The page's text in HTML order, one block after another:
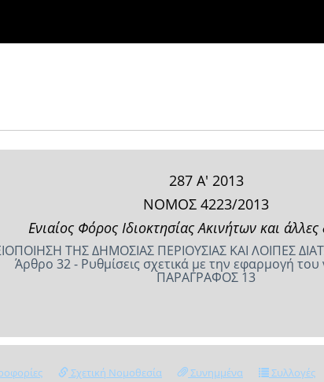
287 Α' 2013
ΝΟΜΟΣ 4223/2013
Ενιαίος Φόρος Ιδιοκτησίας Ακινήτων και άλλες
ΤΗΣ ΔΗΜΟΣΙΑΣ ΠΕΡΙΟΥΣΙΑΣ ΚΑΙ ΛΟΙΠΕΣ
Άρθρο 32 - Ρυθμίσεις σχετικά με την εφαρμογή
ΠΑΡΑΓΡΑΦΟΣ 13
Σχετική Νομοθεσία Συνημμένα Συλλογές